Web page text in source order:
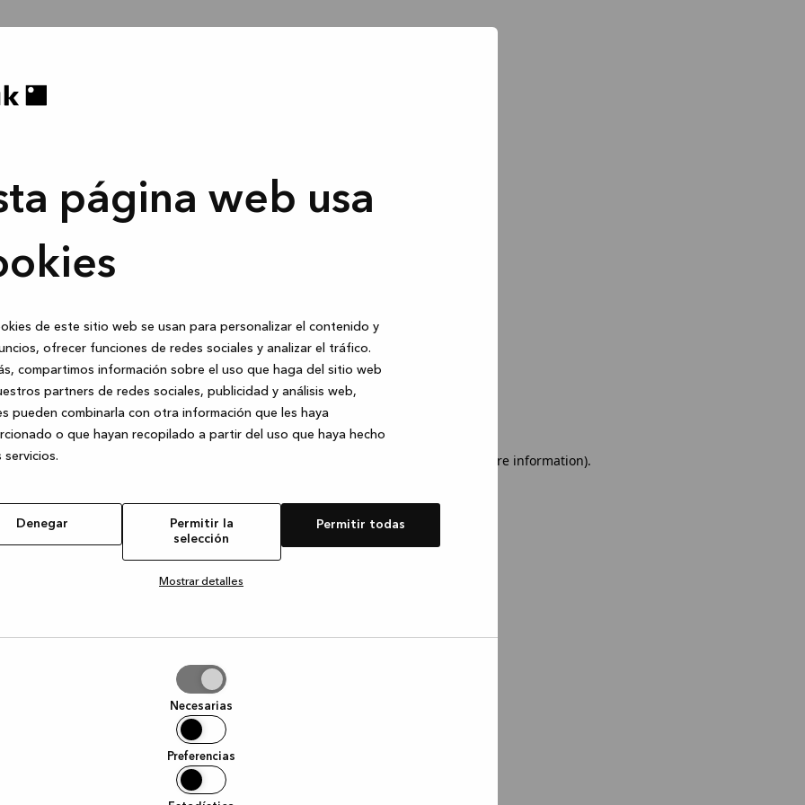
página web usa
de este sitio web se usan para personalizar el contenido y
ofrecer funciones de redes sociales y analizar el tráfico.
compartimos información sobre el uso que haga del sitio web
partners de redes sociales, publicidad y análisis web,
pueden combinarla con otra información que les haya
o que hayan recopilado a partir del uso que haya hecho
servicios.
Denegar
Permitir la
selección
Permitir todas
Mostrar detalles
Necesarias
Preferencias
has occurred (see the browser console for more information).